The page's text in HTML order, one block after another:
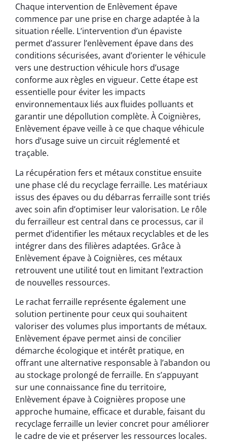
Chaque intervention de Enlèvement épave
commence par une prise en charge adaptée à la
situation réelle. L’intervention d’un épaviste
permet d’assurer l’enlèvement épave dans des
conditions sécurisées, avant d’orienter le véhicule
vers une destruction véhicule hors d’usage
conforme aux règles en vigueur. Cette étape est
essentielle pour éviter les impacts
environnementaux liés aux fluides polluants et
garantir une dépollution complète. À Coignières,
Enlèvement épave veille à ce que chaque véhicule
hors d’usage suive un circuit réglementé et
traçable.
La récupération fers et métaux constitue ensuite
une phase clé du recyclage ferraille. Les matériaux
issus des épaves ou du débarras ferraille sont triés
avec soin afin d’optimiser leur valorisation. Le rôle
du ferrailleur est central dans ce processus, car il
permet d’identifier les métaux recyclables et de les
intégrer dans des filières adaptées. Grâce à
Enlèvement épave à Coignières, ces métaux
retrouvent une utilité tout en limitant l’extraction
de nouvelles ressources.
Le rachat ferraille représente également une
solution pertinente pour ceux qui souhaitent
valoriser des volumes plus importants de métaux.
Enlèvement épave permet ainsi de concilier
démarche écologique et intérêt pratique, en
offrant une alternative responsable à l’abandon ou
au stockage prolongé de ferraille. En s’appuyant
sur une connaissance fine du territoire,
Enlèvement épave à Coignières propose une
approche humaine, efficace et durable, faisant du
recyclage ferraille un levier concret pour améliorer
le cadre de vie et préserver les ressources locales.